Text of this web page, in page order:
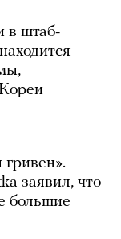
в штаб-
заявил, что
большие